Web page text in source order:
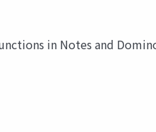
in Notes and